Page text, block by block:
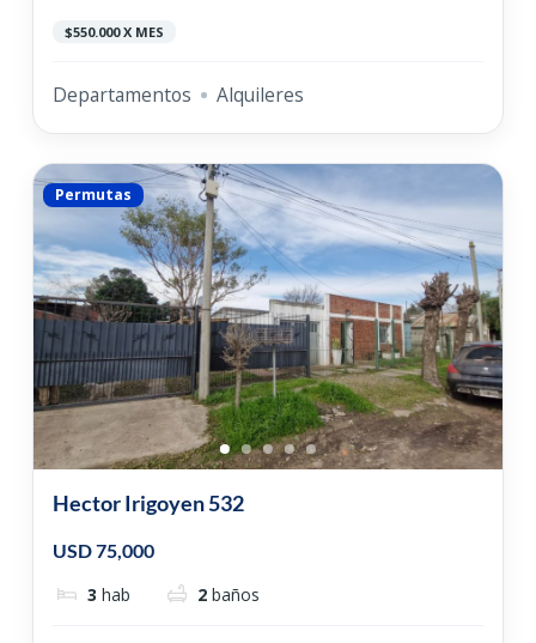
$550.000 X MES
Departamentos Alquileres
Permutas
Hector Irigoyen 532
USD 75,000
3 hab 2 baños